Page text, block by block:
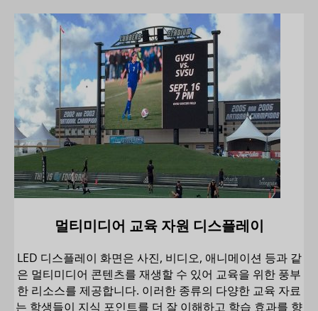
멀티미디어 교육 자원 디스플레이
LED 디스플레이 화면은 사진, 비디오, 애니메이션 등과 같
은 멀티미디어 콘텐츠를 재생할 수 있어 교육을 위한 풍부
한 리소스를 제공합니다. 이러한 종류의 다양한 교육 자료
는 학생들이 지식 포인트를 더 잘 이해하고 학습 효과를 향